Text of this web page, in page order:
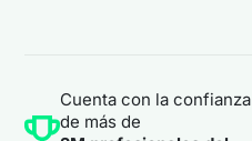
Cuenta con la confianza
de más de